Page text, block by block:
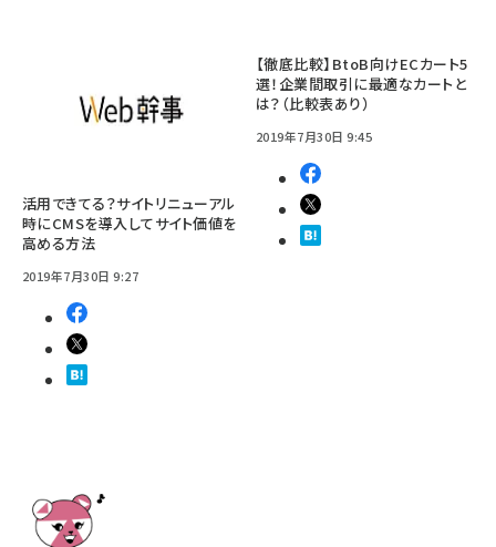
活用できてる？サイトリニューアル
時にCMSを導入してサイト価値を
高める方法
2019年7月30日 9:27
【徹底比較】BtoB向けECカート5
選！企業間取引に最適なカートと
は？（比較表あり）
2019年7月30日 9:45